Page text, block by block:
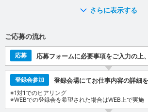
さらに表示する
ご応募の流れ
応募 応募フォームに必要事項をご入力の上
登録会参加 登録会場にてお仕事内容の詳細
※1対1でのヒアリング
※WEBでの登録会を希望された場合はWEB上で実施